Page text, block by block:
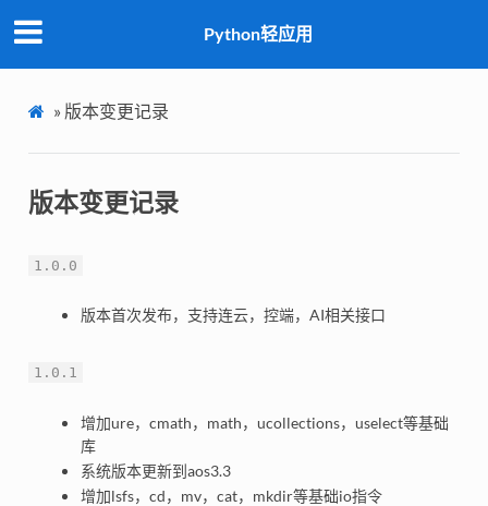
Python轻应用
» 版本变更记录
版本变更记录
1.0.0
版本首次发布，支持连云，控端，AI相关接口
1.0.1
增加ure，cmath，math，ucollections，uselect等基础
库
系统版本更新到aos3.3
增加lsfs，cd，mv，cat，mkdir等基础io指令